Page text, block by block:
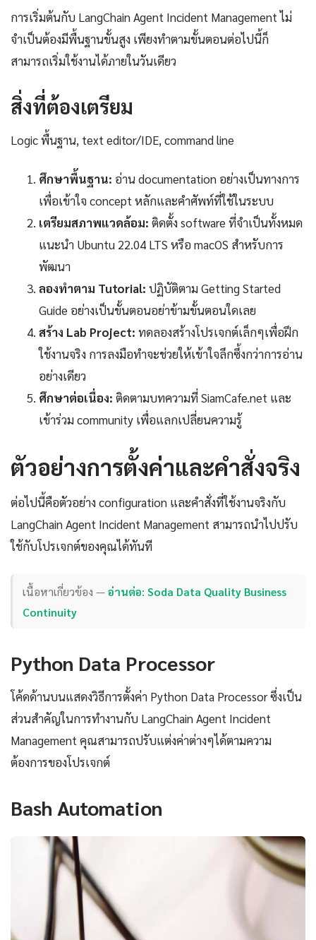
การเริ่มต้นกับ LangChain Agent Incident Management ไม่
จำเป็นต้องมีพื้นฐานขั้นสูง เพียงทำตามขั้นตอนต่อไปนี้ก็
สามารถเริ่มใช้งานได้ภายในวันเดียว
สิ่งที่ต้องเตรียม
Logic พื้นฐาน, text editor/IDE, command line
ศึกษาพื้นฐาน: อ่าน documentation อย่างเป็นทางการ
เพื่อเข้าใจ concept หลักและคำศัพท์ที่ใช้ในระบบ
เตรียมสภาพแวดล้อม: ติดตั้ง software ที่จำเป็นทั้งหมด
แนะนำ Ubuntu 22.04 LTS หรือ macOS สำหรับการ
พัฒนา
ลองทำตาม Tutorial: ปฏิบัติตาม Getting Started
Guide อย่างเป็นขั้นตอนอย่าข้ามขั้นตอนใดเลย
สร้าง Lab Project: ทดลองสร้างโปรเจกต์เล็กๆเพื่อฝึก
ใช้งานจริง การลงมือทำจะช่วยให้เข้าใจลึกซึ้งกว่าการอ่าน
อย่างเดียว
ศึกษาต่อเนื่อง: ติดตามบทความที่ SiamCafe.net และ
เข้าร่วม community เพื่อแลกเปลี่ยนความรู้
ตัวอย่างการตั้งค่าและคำสั่งจริง
ต่อไปนี้คือตัวอย่าง configuration และคำสั่งที่ใช้งานจริงกับ
LangChain Agent Incident Management สามารถนำไปปรับ
ใช้กับโปรเจกต์ของคุณได้ทันที
เนื้อหาเกี่ยวข้อง —อ่านต่อ: Soda Data Quality Business
Continuity
Python Data Processor
โค้ดด้านบนแสดงวิธีการตั้งค่า Python Data Processor ซึ่งเป็น
ส่วนสำคัญในการทำงานกับ LangChain Agent Incident
Management คุณสามารถปรับแต่งค่าต่างๆได้ตามความ
ต้องการของโปรเจกต์
Bash Automation